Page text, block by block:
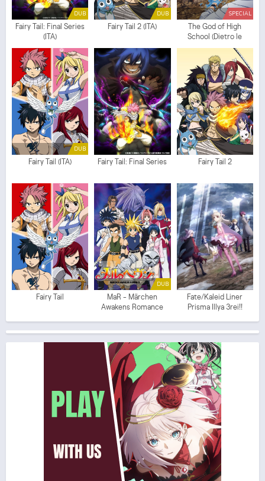
DUB
Fairy Tail: Final Series
(ITA)
DUB
Fairy Tail 2 (ITA)
SPECIAL
The God of High
School (Dietro le
quinte)
DUB
Fairy Tail (ITA) Fairy Tail: Final Series Fairy Tail 2
Fairy Tail
DUB
MaR - Märchen
Awakens Romance
Fate/Kaleid Liner
Prisma Illya 3rei!!